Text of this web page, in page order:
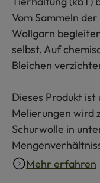
Vom Sammeln
Wollgarn
selbst. Auf
Bleichen
Dieses Produkt
Melierungen wird
Schurwolle in
Mehr erfahren